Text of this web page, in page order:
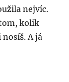
nejvíc.
kolik
nosíš. A já